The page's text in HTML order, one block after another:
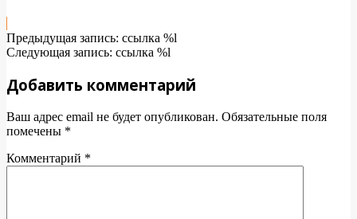
2024-
04-
Предыдущая запись: ссылка %l
Следующая запись: ссылка %l
Добавить комментарий
Ваш адрес email не будет опубликован. Обязательные поля
помечены *
Комментарий *